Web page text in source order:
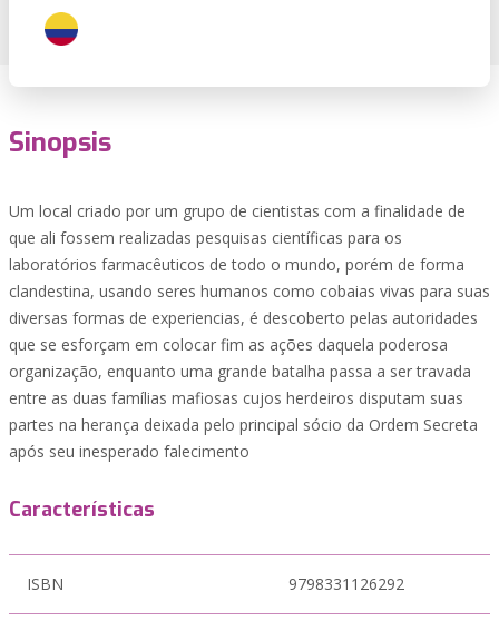
Sinopsis
Um local criado por um grupo de cientistas com a finalidade de
que ali fossem realizadas pesquisas científicas para os
laboratórios farmacêuticos de todo o mundo, porém de forma
clandestina, usando seres humanos como cobaias vivas para suas
diversas formas de experiencias, é descoberto pelas autoridades
que se esforçam em colocar fim as ações daquela poderosa
organização, enquanto uma grande batalha passa a ser travada
entre as duas famílias mafiosas cujos herdeiros disputam suas
partes na herança deixada pelo principal sócio da Ordem Secreta
após seu inesperado falecimento
Características
ISBN 9798331126292